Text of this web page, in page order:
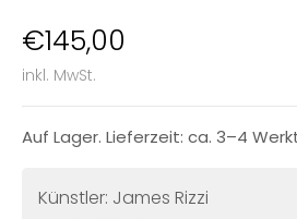
Angebot
€145,00
inkl. MwSt.
Auf Lager. Lieferzeit: ca. 3–4
Künstler: James Rizzi